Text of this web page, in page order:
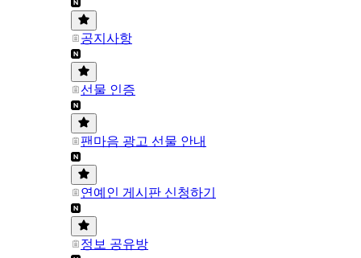
공지사항
선물 인증
팬마음 광고 선물 안내
연예인 게시판 신청하기
정보 공유방